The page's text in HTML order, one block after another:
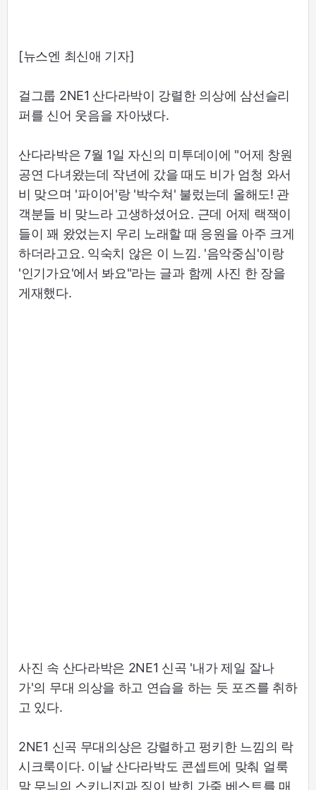
[뉴스엔 최신애 기자]
걸그룹 2NE1 산다라박이 강렬한 의상에 삼선슬리
퍼를 신어 웃음을 자아냈다.
산다라박은 7월 1일 자신의 미투데이에 "어제 창원
공연 다녀왔는데 작년에 갔을 때도 비가 엄청 와서
비 맞으며 '파이어'랑 '박수쳐' 불렀는데 올해도! 관
객분들 비 맞느라 고생하셨어요. 근데 어제 랙잭이
들이 꽤 왔었는지 우리 노래할 때 응원을 아주 크게
하더라고요. 익숙치 않은 이 느낌. '음악중심'이랑
'인기가요'에서 봐요"라는 글과 함께 사진 한 장을
게재했다.
사진 속 산다라박은 2NE1 신곡 '내가 제일 잘나
가'의 무대 의상을 하고 연습을 하는 듯 포즈를 취하
고 있다.
2NE1 신곡 무대의상은 강렬하고 펑키한 느낌의 락
시크룩이다. 이날 산다라박도 콘셉트에 맞춰 얼룩
말 무늬의 스키니진과 징이 박힌 가죽 베스트를 매